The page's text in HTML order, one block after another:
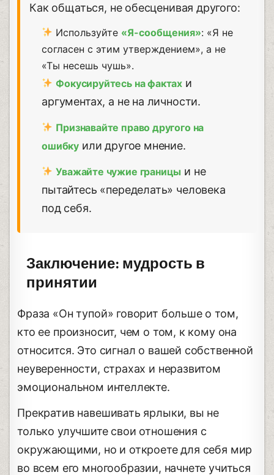
Как общаться, не обесценивая другого:
Используйте «Я-сообщения»: «Я не
согласен с этим утверждением», а не
«Ты несешь чушь».
Фокусируйтесь на фактах и
аргументах, а не на личности.
Признавайте право другого на
ошибку или другое мнение.
Уважайте чужие границы и не
пытайтесь «переделать» человека
под себя.
Заключение: мудрость в
принятии
Фраза «Он тупой» говорит больше о том,
кто ее произносит, чем о том, к кому она
относится. Это сигнал о вашей собственной
неуверенности, страхах и неразвитом
эмоциональном интеллекте.
Прекратив навешивать ярлыки, вы не
только улучшите свои отношения с
окружающими, но и откроете для себя мир
во всем его многообразии, начнете учиться